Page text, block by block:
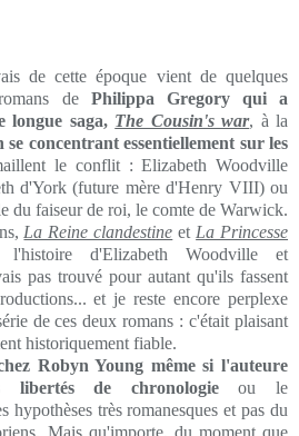
de cette époque vient de quelques
de Philippa Gregory qui a
longue saga, The Cousin's war, à la
se concentrant essentiellement sur les
le conflit : Elizabeth Woodville
d'York (future mère d'Henry VIII) ou
du faiseur de roi, le comte de Warwick.
La Reine clandestine et La Princesse
d'Elizabeth Woodville et
pas trouvé pour autant qu'ils fassent
et je reste encore perplexe
de ces deux romans : c'était plaisant
historiquement fiable.
Robyn Young même si l'auteure
libertés de chronologieou le
hypothèses très romanesques et pas du
Mais qu'importe, du moment que